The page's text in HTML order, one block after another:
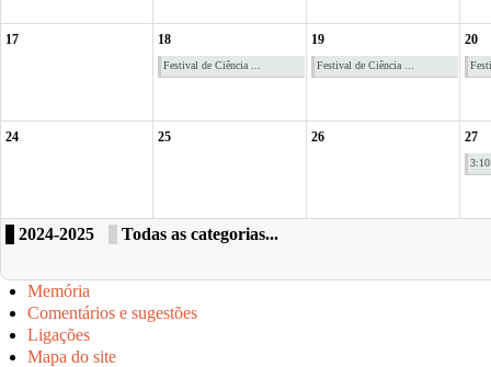
17 18
Festival de Ciência ...
19
Festival de Ciência ...
20
24 25 26 27
2024-2025 Todas as categorias...
Memória
Comentários e sugestões
Ligações
Mapa do site